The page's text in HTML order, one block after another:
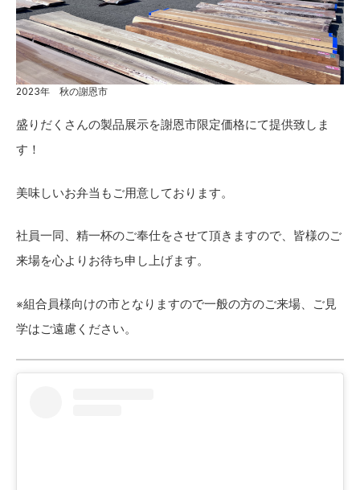
2023年 秋の謝恩市
盛りだくさんの製品展示を謝恩市限定価格にて提供致しま
す！
美味しいお弁当もご用意しております。
社員一同、精一杯のご奉仕をさせて頂きますので、皆様のご
来場を心よりお待ち申し上げます。
※組合員様向けの市となりますので一般の方のご来場、ご見
学はご遠慮ください。